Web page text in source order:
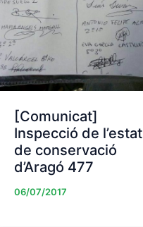
[Comunicat]
Inspecció de l’estat
de conservació
d’Aragó 477
06/07/2017